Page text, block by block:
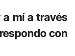
mí a través
con